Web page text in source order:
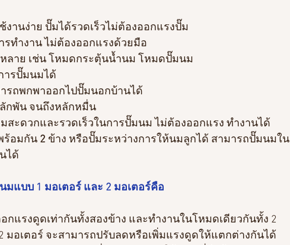
านง่าย ปั๊มได้รวดเร็วไม่ต้องออกแรงปั๊ม
ทำงาน ไม่ต้องออกแรงด้วยมือ
ลาย เช่น โหมดกระตุ้นน้ำนม โหมดปั๊มนม
ารปั๊มนมได้
รถพกพาออกไปปั๊มนอกบ้านได้
กพัน จนถึงหลักหมื่น
ะดวกและรวดเร็วในการปั๊มนม ไม่ต้องออกแรง ทำงานได้
ร้อมกัน 2 ข้าง หรือปั๊มระหว่างการให้นมลูกได้ สามารถปั๊มนมใน
ได้
แบบ 1 มอเตอร์ และ 2 มอเตอร์คือ
กแรงดูดเท่ากันทั้งสองข้าง และทำงานในโหมดเดียวกันทั้ง 2
มอเตอร์ จะสามารถปรับลดหรือเพิ่มแรงดูดให้แตกต่างกันได้